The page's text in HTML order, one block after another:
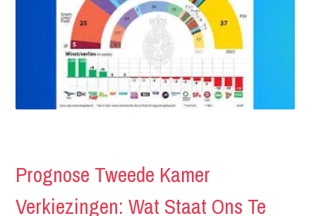
Prognose Tweede Kamer
Verkiezingen: Wat Staat Ons Te